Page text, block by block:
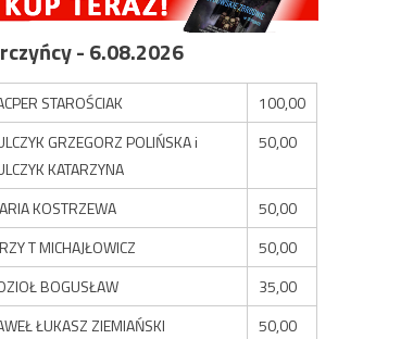
- 6.08.2026
STAROŚCIAK
100,00
GRZEGORZ POLIŃSKA i
KATARZYNA
50,00
KOSTRZEWA
50,00
T MICHAJŁOWICZ
50,00
BOGUSŁAW
35,00
ŁUKASZ ZIEMIAŃSKI
50,00